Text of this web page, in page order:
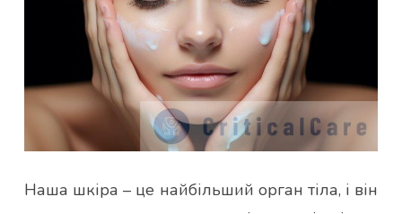
Наша шкіра – це найбільший орган тіла, і він